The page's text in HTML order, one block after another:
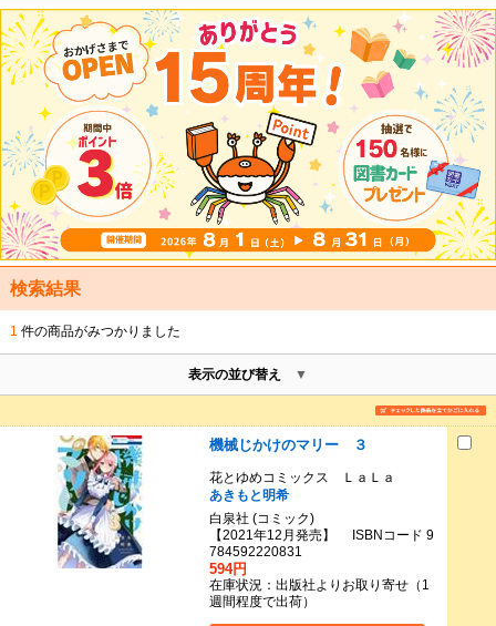
検索結果
1 件の商品がみつかりました
表示の並び替え
機械じかけのマリー ３
花とゆめコミックス ＬａＬａ
あきもと明希
白泉社 (コミック)
【2021年12月発売】 ISBNコード 9
784592220831
594円
在庫状況：出版社よりお取り寄せ（1
週間程度で出荷）